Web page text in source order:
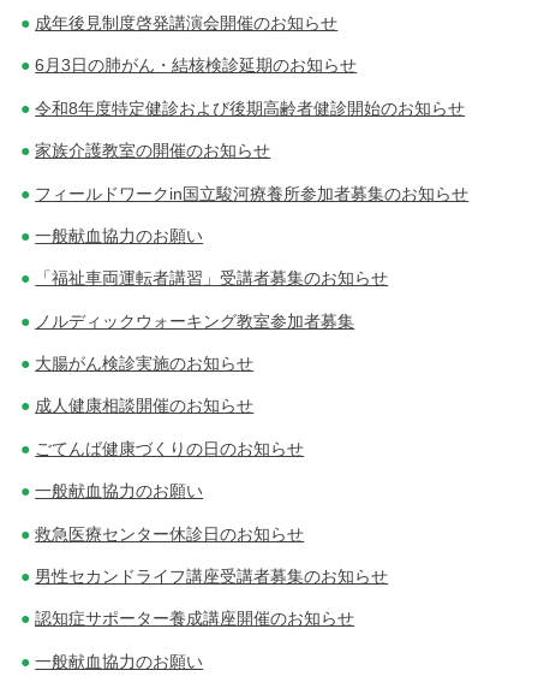
成年後見制度啓発講演会開催のお知らせ
6月3日の肺がん・結核検診延期のお知らせ
令和8年度特定健診および後期高齢者健診開始のお知らせ
家族介護教室の開催のお知らせ
フィールドワークin国立駿河療養所参加者募集のお知らせ
一般献血協力のお願い
「福祉車両運転者講習」受講者募集のお知らせ
ノルディックウォーキング教室参加者募集
大腸がん検診実施のお知らせ
成人健康相談開催のお知らせ
ごてんば健康づくりの日のお知らせ
一般献血協力のお願い
救急医療センター休診日のお知らせ
男性セカンドライフ講座受講者募集のお知らせ
認知症サポーター養成講座開催のお知らせ
一般献血協力のお願い